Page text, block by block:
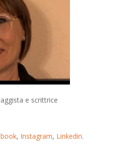
e scrittrice
, Instagram, Linkedin.